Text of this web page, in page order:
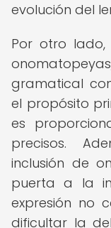
evolución del
Por otro
gramatical
el propósito
es
precisos.
inclusión de
puerta a la
expresión no
dificultar la